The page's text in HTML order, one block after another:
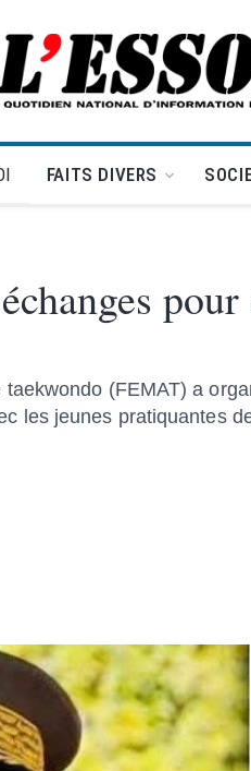
L'Essor -
FAITS DIVERS
(FEMAT) a
les jeunes pratiquantes